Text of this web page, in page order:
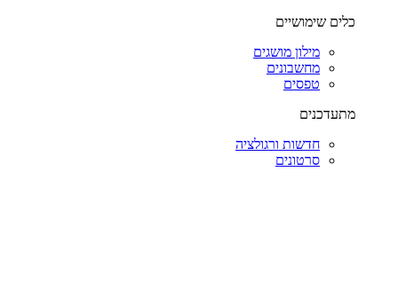
כלים שימושיים
מילון מושגים
מחשבונים
טפסים
מתעדכנים
חדשות ורגולציה
סרטונים